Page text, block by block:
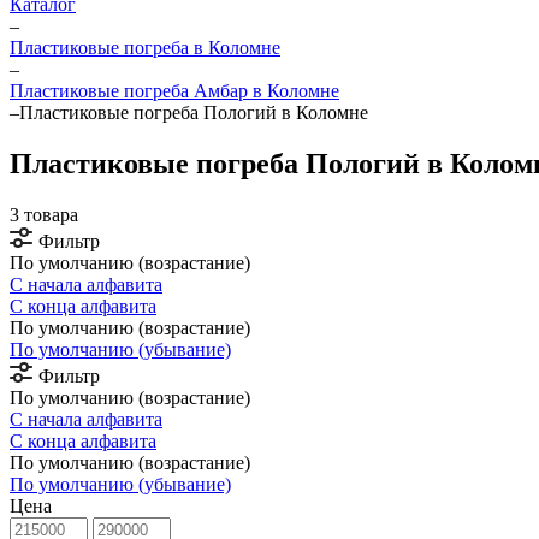
Каталог
–
Пластиковые погреба в Коломне
–
Пластиковые погреба Амбар в Коломне
–Пластиковые погреба Пологий в Коломне
Пластиковые погреба Пологий в
3 товара
Фильтр
По умолчанию (возрастание)
С начала алфавита
С конца алфавита
По умолчанию (возрастание)
По умолчанию (убывание)
Фильтр
По умолчанию (возрастание)
С начала алфавита
С конца алфавита
По умолчанию (возрастание)
По умолчанию (убывание)
Цена